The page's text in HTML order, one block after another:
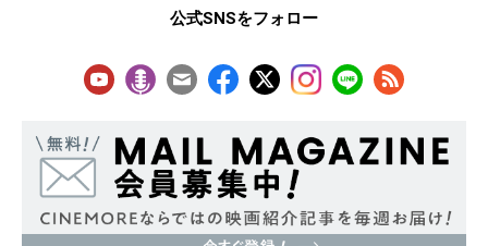
公式SNSをフォロー